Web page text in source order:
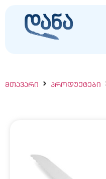
ᲛᲗᲐᲕᲐᲠᲘ ᲞᲠᲝᲓᲣᲥᲢᲔᲑᲘ